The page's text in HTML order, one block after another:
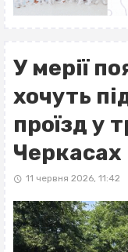
У мерії
хочуть
проїзд у
Черкасах
11 червня 2026, 11:42